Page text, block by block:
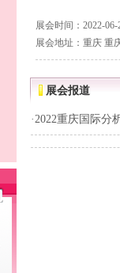
展会时间：2022-06-
展会地址：重庆 重
展会报道
·2022重庆国际分